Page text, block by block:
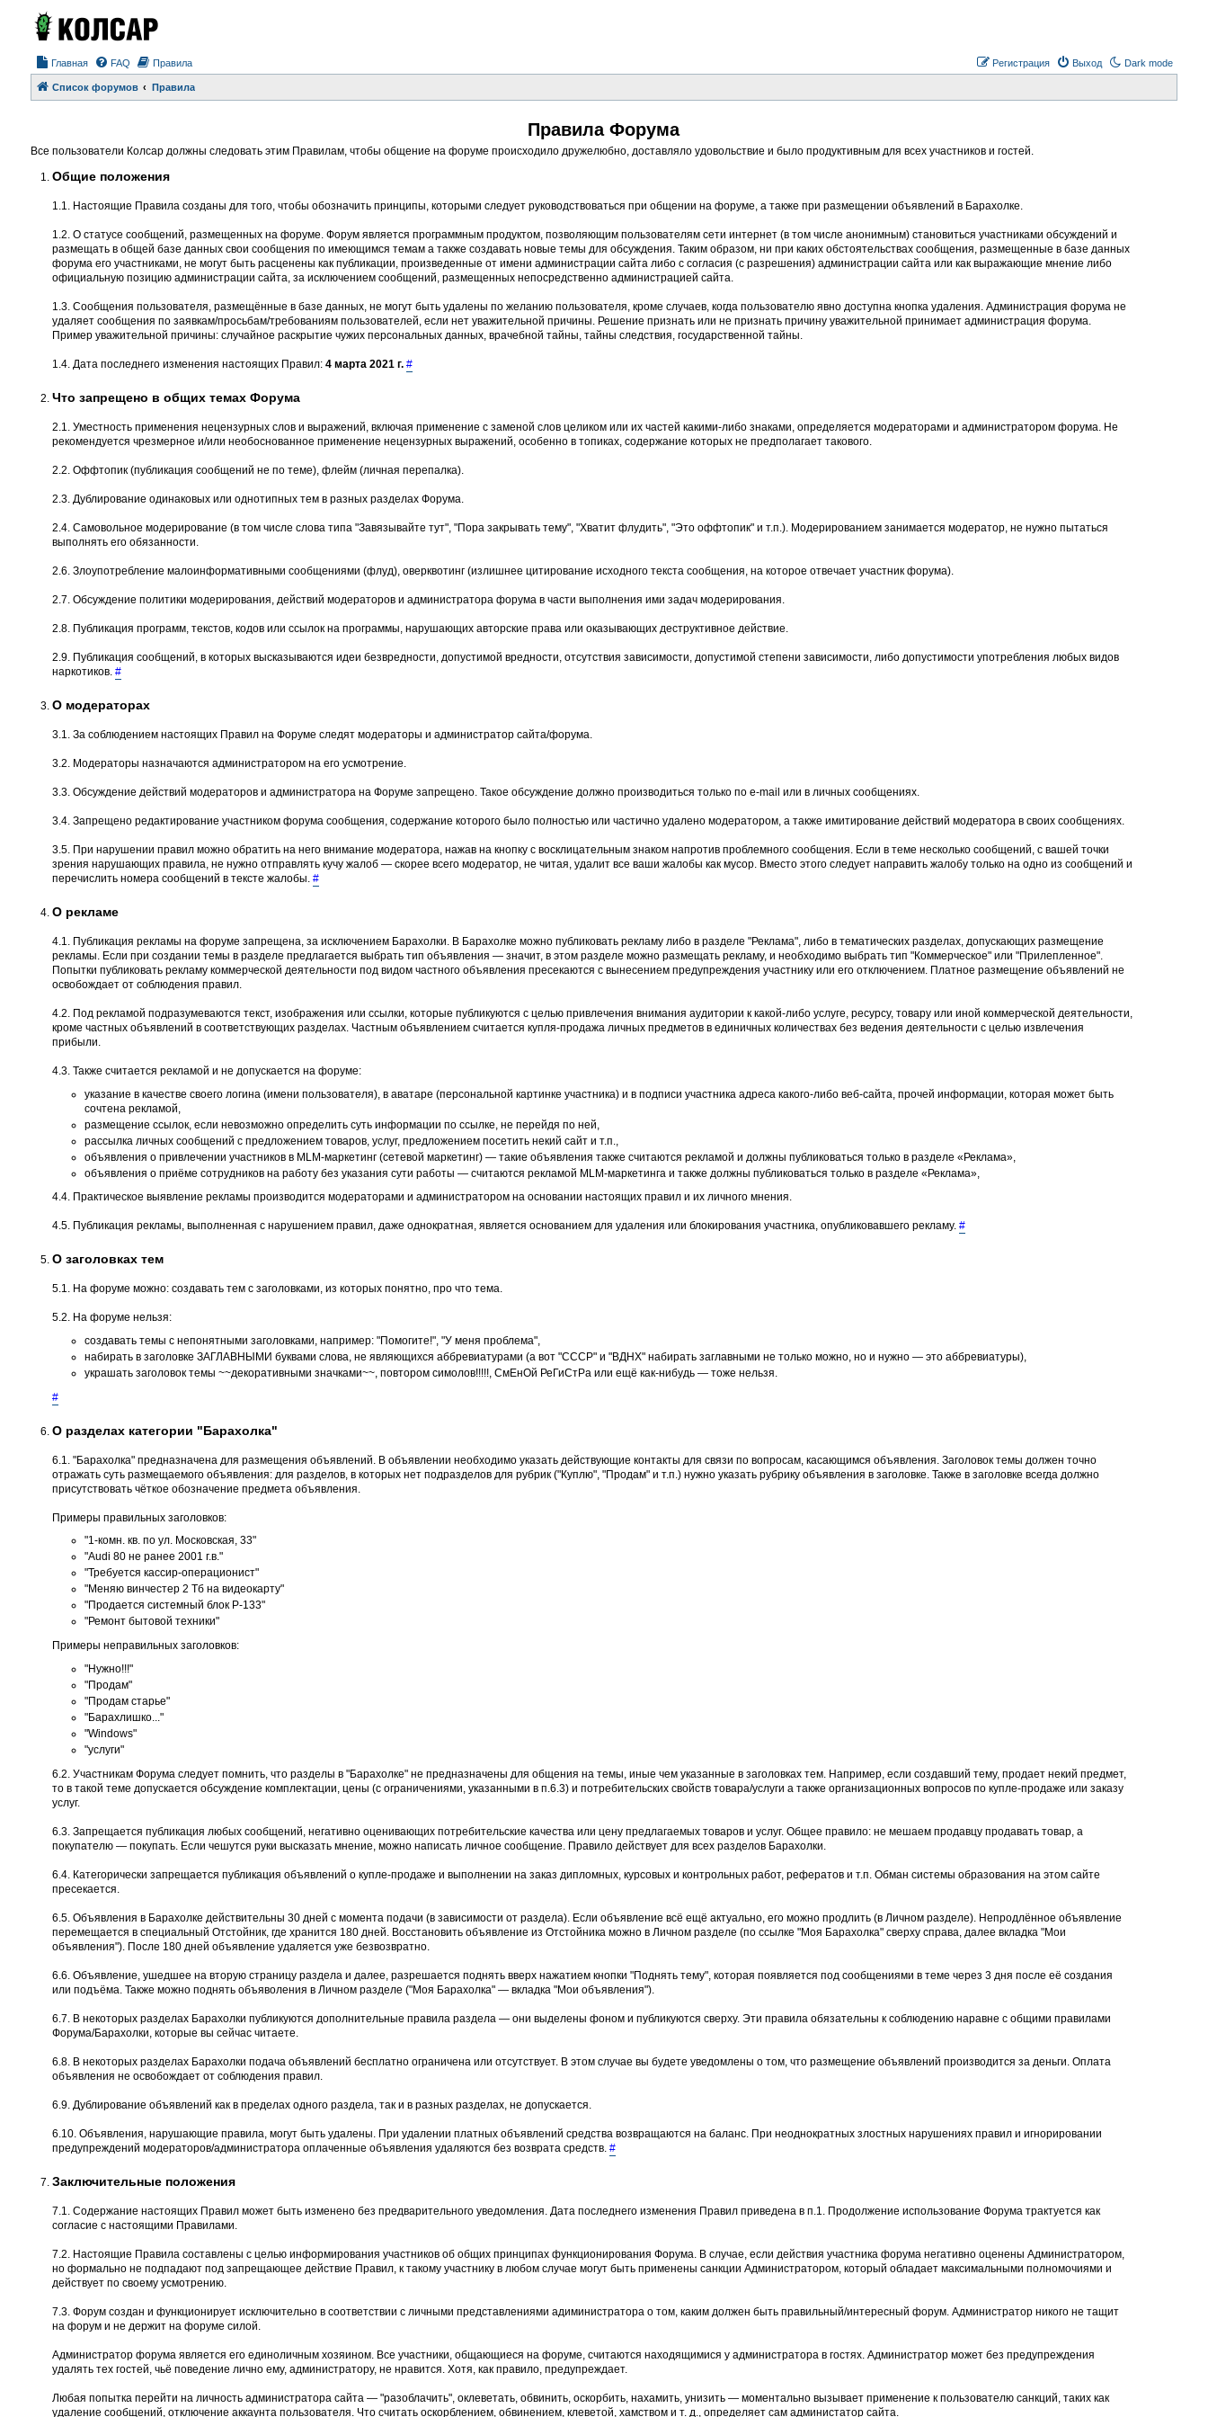
Главная Dark mode
FAQ Правила Выход
Регистрация
Список форумов Правила
Правила Форума
Все пользователи Колсар должны следовать этим Правилам, чтобы общение на форуме происходило дружелюбно, доставляло удовольствие и было продуктивным для всех участников и гостей.
Общие положения
1.1. Настоящие Правила созданы для того, чтобы обозначить принципы, которыми следует руководствоваться при общении на форуме, а также при размещении объявлений в Барахолке.
1.2. О статусе сообщений, размещенных на форуме. Форум является программным продуктом, позволяющим пользователям сети интернет (в том числе анонимным) становиться участниками обсуждений и
размещать в общей базе данных свои сообщения по имеющимся темам а также создавать новые темы для обсуждения. Таким образом, ни при каких обстоятельствах сообщения, размещенные в базе данных
форума его участниками, не могут быть расценены как публикации, произведенные от имени администрации сайта либо с согласия (с разрешения) администрации сайта или как выражающие мнение либо
официальную позицию администрации сайта, за исключением сообщений, размещенных непосредственно администрацией сайта.
1.3. Сообщения пользователя, размещённые в базе данных, не могут быть удалены по желанию пользователя, кроме случаев, когда пользователю явно доступна кнопка удаления. Администрация форума не
удаляет сообщения по заявкам/просьбам/требованиям пользователей, если нет уважительной причины. Решение признать или не признать причину уважительной принимает администрация форума.
Пример уважительной причины: случайное раскрытие чужих персональных данных, врачебной тайны, тайны следствия, государственной тайны.
1.4. Дата последнего изменения настоящих Правил: 4 марта 2021 г. #
Что запрещено в общих темах Форума
2.1. Уместность применения нецензурных слов и выражений, включая применение с заменой слов целиком или их частей какими-либо знаками, определяется модераторами и администратором форума. Не
рекомендуется чрезмерное и/или необоснованное применение нецензурных выражений, особенно в топиках, содержание которых не предполагает такового.
2.2. Оффтопик (публикация сообщений не по теме), флейм (личная перепалка).
2.3. Дублирование одинаковых или однотипных тем в разных разделах Форума.
2.4. Самовольное модеpиpование (в том числе слова типа "Завязывайте тут", "Пора закрывать тему", "Хватит флудить", "Это оффтопик" и т.п.). Модерированием занимается модератор, не нужно пытаться
выполнять его обязанности.
2.6. Злоупотребление малоинформативными сообщениями (флуд), оверквотинг (излишнее цитирование исходного текста сообщения, на которое отвечает участник форума).
2.7. Обсуждение политики модерирования, действий модеpатоpов и администратора форума в части выполнения ими задач модерирования.
2.8. Публикация программ, текстов, кодов или ссылок на программы, нарушающих авторские права или оказывающих деструктивное действие.
2.9. Публикация сообщений, в которых высказываются идеи безвредности, допустимой вредности, отсутствия зависимости, допустимой степени зависимости, либо допустимости употребления любых видов
наркотиков. #
О модераторах
3.1. За соблюдением настоящих Правил на Форуме следят модераторы и администратор сайта/форума.
3.2. Модераторы назначаются администратором на его усмотрение.
3.3. Обсуждение действий модераторов и администратора на Форуме запрещено. Такое обсуждение должно производиться только по e-mail или в личных сообщениях.
3.4. Запрещено редактирование участником форума сообщения, содержание которого было полностью или частично удалено модератором, а также имитирование действий модератора в своих сообщениях.
3.5. При нарушении правил можно обратить на него внимание модератора, нажав на кнопку с восклицательным знаком напротив проблемного сообщения. Если в теме несколько сообщений, с вашей точки
зрения нарушающих правила, не нужно отправлять кучу жалоб — скорее всего модератор, не читая, удалит все ваши жалобы как мусор. Вместо этого следует направить жалобу только на одно из сообщений и
перечислить номера сообщений в тексте жалобы. #
О рекламе
4.1. Публикация рекламы на форуме запрещена, за исключением Барахолки. В Барахолке можно публиковать рекламу либо в разделе "Реклама", либо в тематических разделах, допускающих размещение
рекламы. Если при создании темы в разделе предлагается выбрать тип объявления — значит, в этом разделе можно размещать рекламу, и необходимо выбрать тип "Коммерческое" или "Прилепленное".
Попытки публиковать рекламу коммерческой деятельности под видом частного объявления пресекаются с вынесением предупреждения участнику или его отключением. Платное размещение объявлений не
освобождает от соблюдения правил.
4.2. Под рекламой подразумеваются текст, изображения или ссылки, которые публикуются с целью привлечения внимания аудитории к какой-либо услуге, ресурсу, товару или иной коммерческой деятельности,
кроме частных объявлений в соответствующих разделах. Частным объявлением считается купля-продажа личных предметов в единичных количествах без ведения деятельности с целью извлечения
прибыли.
4.3. Также считается рекламой и не допускается на форуме:
указание в качестве своего логина (имени пользователя), в аватаре (персональной картинке участника) и в подписи участника адреса какого-либо веб-сайта, прочей информации, которая может быть
сочтена рекламой,
размещение ссылок, если невозможно определить суть информации по ссылке, не перейдя по ней,
рассылка личных сообщений с предложением товаров, услуг, предложением посетить некий сайт и т.п.,
объявления о привлечении участников в MLM-маркетинг (сетевой маркетинг) — такие объявления также считаются рекламой и должны публиковаться только в разделе «Реклама»,
объявления о приёме сотрудников на работу без указания сути работы — считаются рекламой MLM-маркетинга и также должны публиковаться только в разделе «Реклама»,
4.4. Практическое выявление рекламы производится модераторами и администратором на основании настоящих правил и их личного мнения.
4.5. Публикация рекламы, выполненная с нарушением правил, даже однократная, является основанием для удаления или блокирования участника, опубликовавшего рекламу. #
О заголовках тем
5.1. На форуме можно: создавать тем с заголовками, из которых понятно, про что тема.
5.2. На форуме нельзя:
создавать темы с непонятными заголовками, например: "Помогите!", "У меня проблема",
набирать в заголовке ЗАГЛАВНЫМИ буквами слова, не являющихся аббревиатурами (а вот "СССР" и "ВДНХ" набирать заглавными не только можно, но и нужно — это аббревиатуры),
украшать заголовок темы ~~декоративными значками~~, повтором симолов!!!!!, СмЕнОй РеГиСтРа или ещё как-нибудь — тоже нельзя.
#
О разделах категории "Барахолка"
6.1. "Барахолка" предназначена для размещения объявлений. В объявлении необходимо указать действующие контакты для связи по вопросам, касающимся объявления. Заголовок темы должен точно
отражать суть размещаемого объявления: для разделов, в которых нет подразделов для рубрик ("Куплю", "Продам" и т.п.) нужно указать рубрику объявления в заголовке. Также в заголовке всегда должно
присутствовать чёткое обозначение предмета объявления.
Примеры правильных заголовков:
"1-комн. кв. по ул. Московская, 33"
"Audi 80 не ранее 2001 г.в."
"Требуется кассир-операционист"
"Меняю винчестер 2 Тб на видеокарту"
"Продается системный блок P-133"
"Ремонт бытовой техники"
Примеры неправильных заголовков:
"Нужно!!!"
"Продам"
"Продам старье"
"Барахлишко..."
"Windows"
"услуги"
6.2. Участникам Форума следует помнить, что разделы в "Барахолке" не предназначены для общения на темы, иные чем указанные в заголовках тем. Например, если создавший тему, продает некий предмет,
то в такой теме допускается обсуждение комплектации, цены (с ограничениями, указанными в п.6.3) и потребительских свойств товара/услуги а также организационных вопросов по купле-продаже или заказу
услуг.
6.3. Запрещается публикация любых сообщений, негативно оценивающих потребительские качества или цену предлагаемых товаров и услуг. Общее правило: не мешаем продавцу продавать товар, а
покупателю — покупать. Если чешутся руки высказать мнение, можно написать личное сообщение. Правило действует для всех разделов Барахолки.
6.4. Категорически запрещается публикация объявлений о купле-продаже и выполнении на заказ дипломных, курсовых и контрольных работ, рефератов и т.п. Обман системы образования на этом сайте
пресекается.
6.5. Объявления в Барахолке действительны 30 дней с момента подачи (в зависимости от раздела). Если объявление всё ещё актуально, его можно продлить (в Личном разделе). Непродлённое объявление
перемещается в специальный Отстойник, где хранится 180 дней. Восстановить объявление из Отстойника можно в Личном разделе (по ссылке "Моя Барахолка" сверху справа, далее вкладка "Мои
объявления"). После 180 дней объявление удаляется уже безвозвратно.
6.6. Объявление, ушедшее на вторую страницу раздела и далее, разрешается поднять вверх нажатием кнопки "Поднять тему", которая появляется под сообщениями в теме через 3 дня после её создания
или подъёма. Также можно поднять объяволения в Личном разделе ("Моя Барахолка" — вкладка "Мои объявления").
6.7. В некоторых разделах Барахолки публикуются дополнительные правила раздела — они выделены фоном и публикуются сверху. Эти правила обязательны к соблюдению наравне с общими правилами
Форума/Барахолки, которые вы сейчас читаете.
6.8. В некоторых разделах Барахолки подача объявлений бесплатно ограничена или отсутствует. В этом случае вы будете уведомлены о том, что размещение объявлений производится за деньги. Оплата
объявления не освобождает от соблюдения правил.
6.9. Дублирование объявлений как в пределах одного раздела, так и в разных разделах, не допускается.
6.10. Объявления, нарушающие правила, могут быть удалены. При удалении платных объявлений средства возвращаются на баланс. При неоднократных злостных нарушениях правил и игнорировании
предупреждений модераторов/администратора оплаченные объявления удаляются без возврата средств. #
Заключительные положения
7.1. Содержание настоящих Правил может быть изменено без предварительного уведомления. Дата последнего изменения Правил приведена в п.1. Продолжение использование Форума трактуется как
согласие с настоящими Правилами.
7.2. Настоящие Правила составлены с целью информирования участников об общих принципах функционирования Форума. В случае, если действия участника форума негативно оценены Администратором,
но формально не подпадают под запрещающее действие Правил, к такому участнику в любом случае могут быть применены санкции Администратором, который обладает максимальными полномочиями и
действует по своему усмотрению.
7.3. Форум создан и функционирует исключительно в соответствии с личными представлениями адиминистратора о том, каким должен быть правильный/интересный форум. Администратор никого не тащит
на форум и не держит на форуме силой.
Администратор форума является его единоличным хозяином. Все участники, общающиеся на форуме, считаются находящимися у администратора в гостях. Администратор может без предупреждения
удалять тех гостей, чьё поведение лично ему, администратору, не нравится. Хотя, как правило, предупреждает.
Любая попытка перейти на личность администратора сайта — "разоблачить", оклеветать, обвинить, оскорбить, нахамить, унизить — моментально вызывает применение к пользователю санкций, таких как
удаление сообщений, отключение аккаунта пользователя. Что считать оскорблением, обвинением, клеветой, хамством и т. д., определяет сам администатор сайта.